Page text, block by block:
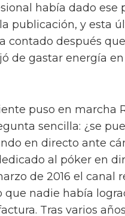
había dado ese
publicación, y esta
contado después
de gastar energía
puso en marcha
sencilla: ¿se
en directo ante
al póker en
de 2016 el canal
que nadie había
Tras varios